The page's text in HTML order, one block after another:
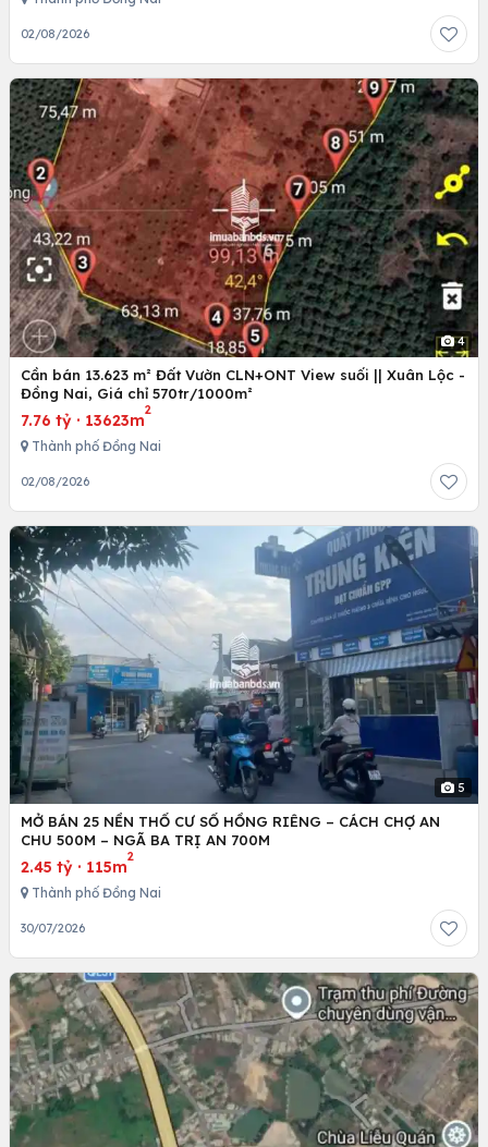
02/08/2026
4
Cần bán 13.623 m² Đất Vườn CLN+ONT View suối || Xuân Lộc -
Đồng Nai, Giá chỉ 570tr/1000m²
7.76 tỷ · 13623m
2
Thành phố Đồng Nai
02/08/2026
5
MỞ BÁN 25 NỀN THỔ CƯ SỔ HỒNG RIÊNG – CÁCH CHỢ AN
CHU 500M – NGÃ BA TRỊ AN 700M
2.45 tỷ · 115m
2
Thành phố Đồng Nai
30/07/2026